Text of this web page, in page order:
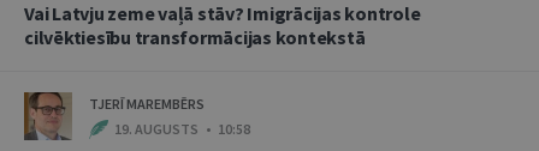
Vai Latvju zeme vaļā stāv? Imigrācijas kontrole
cilvēktiesību transformācijas kontekstā
TJERĪ MAREMBĒRS
19. AUGUSTS • 10:58